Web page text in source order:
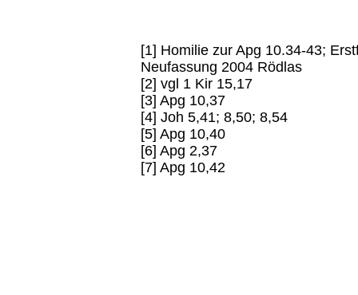
[1] Homilie zur Apg 10.34-43;
Neufassung 2004 Rödlas
[2] vgl 1 Kir 15,17
[3] Apg 10,37
[4] Joh 5,41; 8,50; 8,54
[5] Apg 10,40
[6] Apg 2,37
[7] Apg 10,42